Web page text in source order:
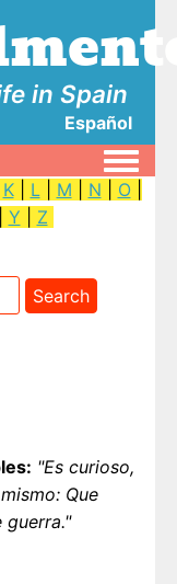
in Spain
Español
K| L| M N O|
Y Z
"Es curioso,
Que
guerra."